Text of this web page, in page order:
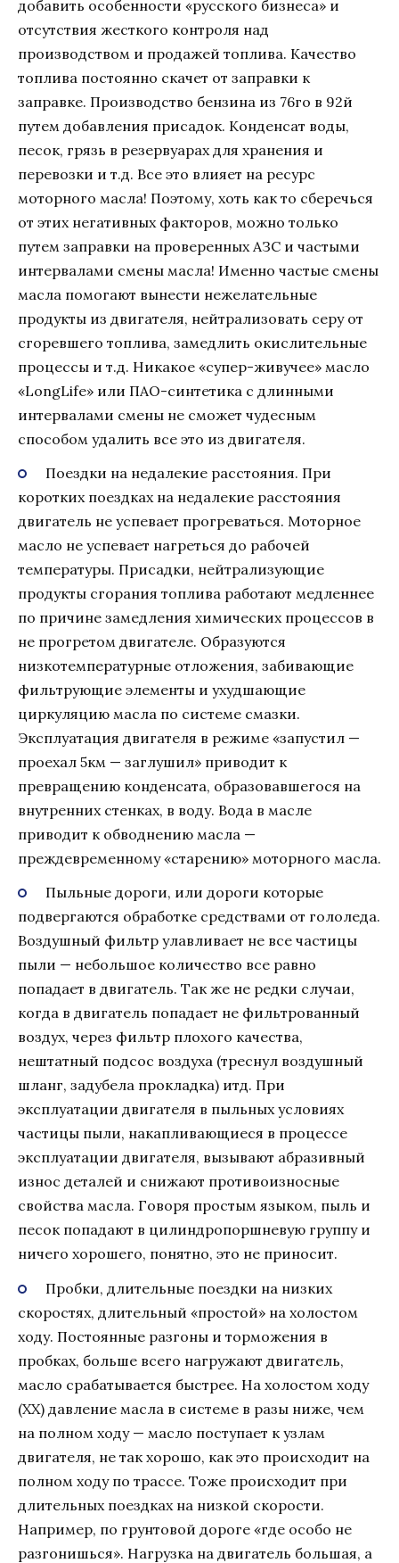
добавить особенности «русского бизнеса» и
отсутствия жесткого контроля над
производством и продажей топлива. Качество
топлива постоянно скачет от заправки к
заправке. Производство бензина из 76го в 92й
путем добавления присадок. Конденсат воды,
песок, грязь в резервуарах для хранения и
перевозки и т.д. Все это влияет на ресурс
моторного масла! Поэтому, хоть как то сберечься
от этих негативных факторов, можно только
путем заправки на проверенных АЗС и частыми
интервалами смены масла! Именно частые смены
масла помогают вынести нежелательные
продукты из двигателя, нейтрализовать серу от
сгоревшего топлива, замедлить окислительные
процессы и т.д. Никакое «супер-живучее» масло
«LongLife» или ПАО-синтетика с длинными
интервалами смены не сможет чудесным
способом удалить все это из двигателя.
Поездки на недалекие расстояния. При
коротких поездках на недалекие расстояния
двигатель не успевает прогреваться. Моторное
масло не успевает нагреться до рабочей
температуры. Присадки, нейтрализующие
продукты сгорания топлива работают медленнее
по причине замедления химических процессов в
не прогретом двигателе. Образуются
низкотемпературные отложения, забивающие
фильтрующие элементы и ухудшающие
циркуляцию масла по системе смазки.
Эксплуатация двигателя в режиме «запустил —
проехал 5км — заглушил» приводит к
превращению конденсата, образовавшегося на
внутренних стенках, в воду. Вода в масле
приводит к обводнению масла —
преждевременному «старению» моторного масла.
Пыльные дороги, или дороги которые
подвергаются обработке средствами от гололеда.
Воздушный фильтр улавливает не все частицы
пыли — небольшое количество все равно
попадает в двигатель. Так же не редки случаи,
когда в двигатель попадает не фильтрованный
воздух, через фильтр плохого качества,
нештатный подсос воздуха (треснул воздушный
шланг, задубела прокладка) итд. При
эксплуатации двигателя в пыльных условиях
частицы пыли, накапливающиеся в процессе
эксплуатации двигателя, вызывают абразивный
износ деталей и снижают противоизносные
свойства масла. Говоря простым языком, пыль и
песок попадают в цилиндропоршневую группу и
ничего хорошего, понятно, это не приносит.
Пробки, длительные поездки на низких
скоростях, длительный «простой» на холостом
ходу. Постоянные разгоны и торможения в
пробках, больше всего нагружают двигатель,
масло срабатывается быстрее. На холостом ходу
(ХХ) давление масла в системе в разы ниже, чем
на полном ходу — масло поступает к узлам
двигателя, не так хорошо, как это происходит на
полном ходу по трассе. Тоже происходит при
длительных поездках на низкой скорости.
Например, по грунтовой дороге «где особо не
разгонишься». Нагрузка на двигатель большая, а